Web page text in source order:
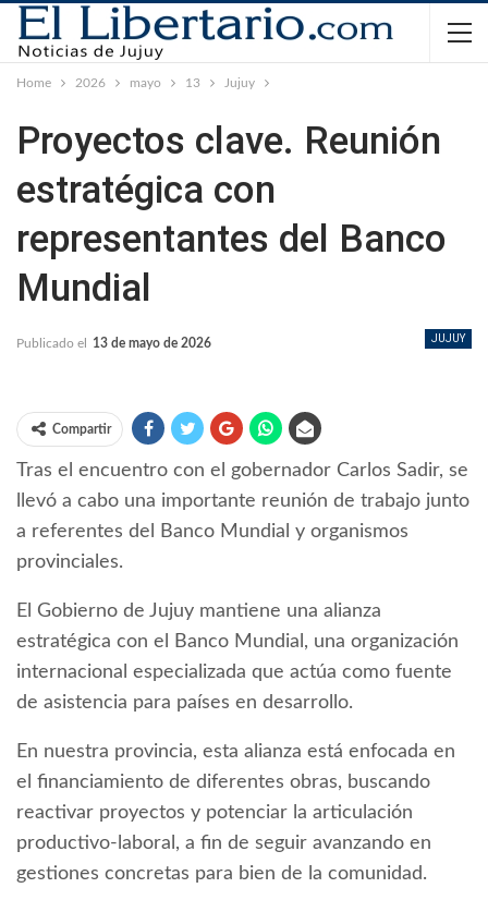
Home 2026 mayo 13 Jujuy
Proyectos clave. Reunión
estratégica con
representantes del Banco
Mundial
JUJUY
Publicado el 13 de mayo de 2026
Compartir
Tras el encuentro con el gobernador Carlos Sadir, se
llevó a cabo una importante reunión de trabajo junto
a referentes del Banco Mundial y organismos
provinciales.
El Gobierno de Jujuy mantiene una alianza
estratégica con el Banco Mundial, una organización
internacional especializada que actúa como fuente
de asistencia para países en desarrollo.
En nuestra provincia, esta alianza está enfocada en
el financiamiento de diferentes obras, buscando
reactivar proyectos y potenciar la articulación
productivo-laboral, a fin de seguir avanzando en
gestiones concretas para bien de la comunidad.